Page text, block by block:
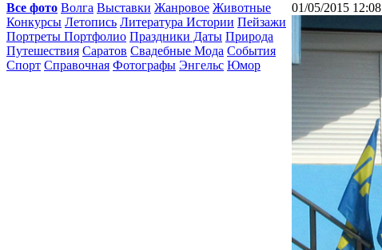
Все фото Волга Выставки Жанровое Животные
Конкурсы Летопись Литература Истории Пейзажи
Портреты Портфолио Праздники Даты Природа
Путешествия Саратов Свадебные Мода События
Спорт Справочная Фотографы Энгельс Юмор
01/05/2015 12:08